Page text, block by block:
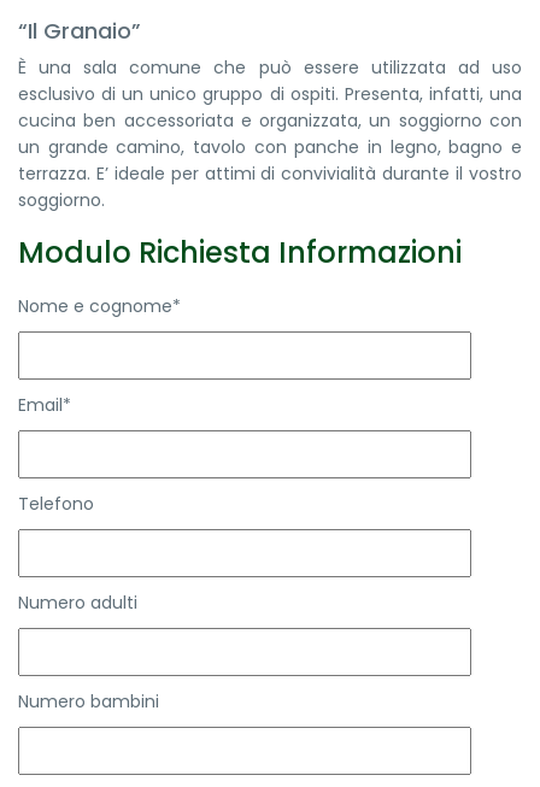
“Il Granaio”
È una sala comune che può essere utilizzata ad uso
esclusivo di un unico gruppo di ospiti. Presenta, infatti, una
cucina ben accessoriata e organizzata, un soggiorno con
un grande camino, tavolo con panche in legno, bagno e
terrazza. E’ ideale per attimi di convivialità durante il vostro
soggiorno.
Modulo Richiesta Informazioni
Nome e cognome*
Email*
Telefono
Numero adulti
Numero bambini